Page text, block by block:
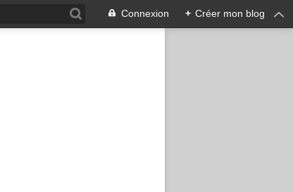
Connexion + Créer mon blog